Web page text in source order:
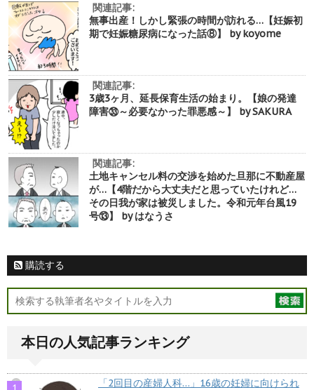
関連記事:
無事出産！しかし緊張の時間が訪れる…【妊娠初
期で妊娠糖尿病になった話⑧】 by koyome
関連記事:
3歳3ヶ月、延長保育生活の始まり。【娘の発達
障害㉝～必要なかった罪悪感～】 by SAKURA
関連記事:
土地キャンセル料の交渉を始めた旦那に不動産屋
が…【4階だから大丈夫だと思っていたけれど…
その日我が家は被災しました。令和元年台風19
号⑬】 by はなうさ
購読する
本日の人気記事ランキング
「2回目の産婦人科…」16歳の妊婦に向けられ